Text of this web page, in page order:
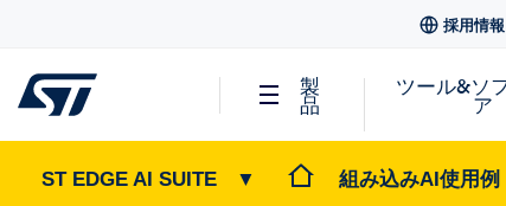
採用情報
製
品
ツール&ソ
ア
ST EDGE AI SUITE ▼ 組み込みAI使用例